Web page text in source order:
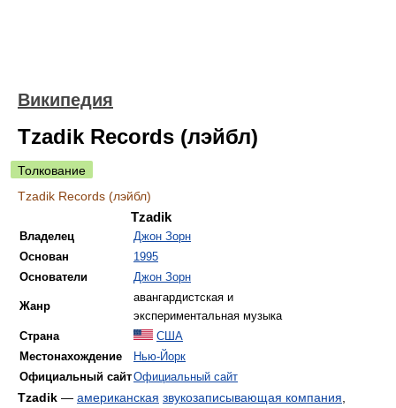
Википедия
Tzadik Records (лэйбл)
Толкование
Tzadik Records (лэйбл)
Tzadik
Владелец
Джон Зорн
Основан
1995
Основатели
Джон Зорн
Жанр
авангардистская и
экспериментальная музыка
Страна
США
Местонахождение
Нью-Йорк
Официальный сайтОфициальный сайт
Tzadik — американская звукозаписывающая компания